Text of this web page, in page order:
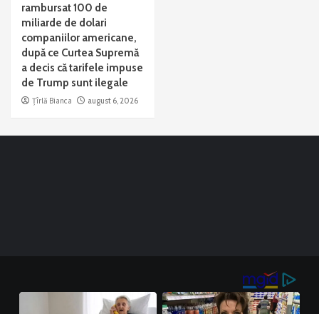
rambursat 100 de
miliarde de dolari
companiilor americane,
după ce Curtea Supremă
a decis că tarifele impuse
de Trump sunt ilegale
Țîrlă Bianca august 6, 2026